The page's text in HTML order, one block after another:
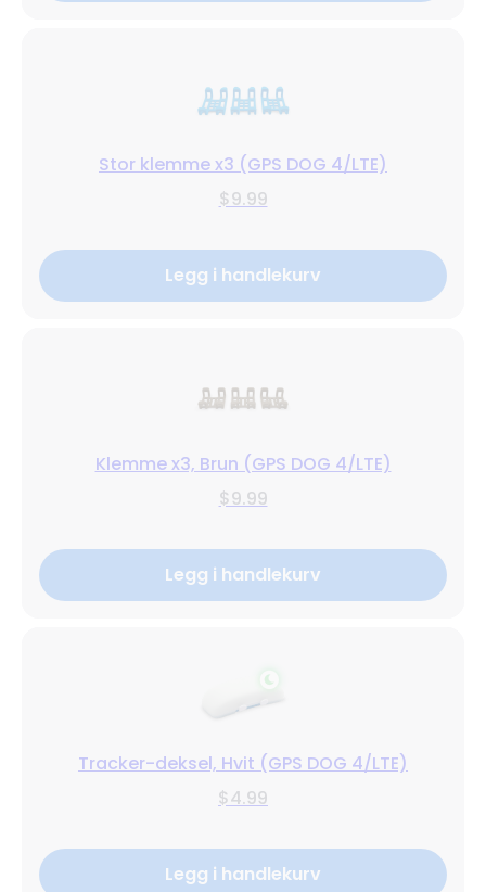
Stor klemme x3 (GPS DOG 4/LTE)
$9.99
Legg i handlekurv
Klemme x3, Brun (GPS DOG 4/LTE)
$9.99
Legg i handlekurv
Tracker-deksel, Hvit (GPS DOG 4/LTE)
$4.99
Legg i handlekurv